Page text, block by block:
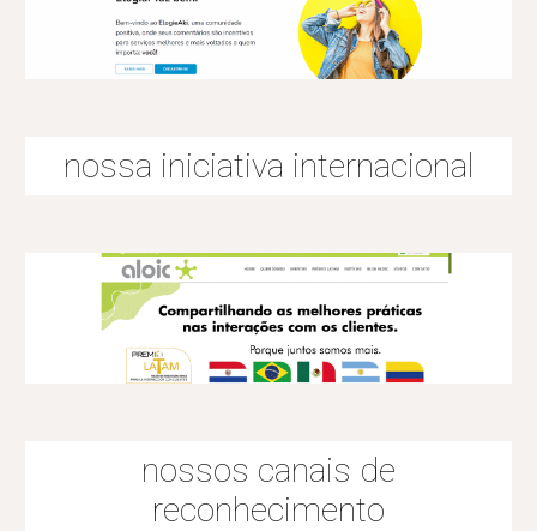
nossa iniciativa internacional
nossos canais de
reconhecimento